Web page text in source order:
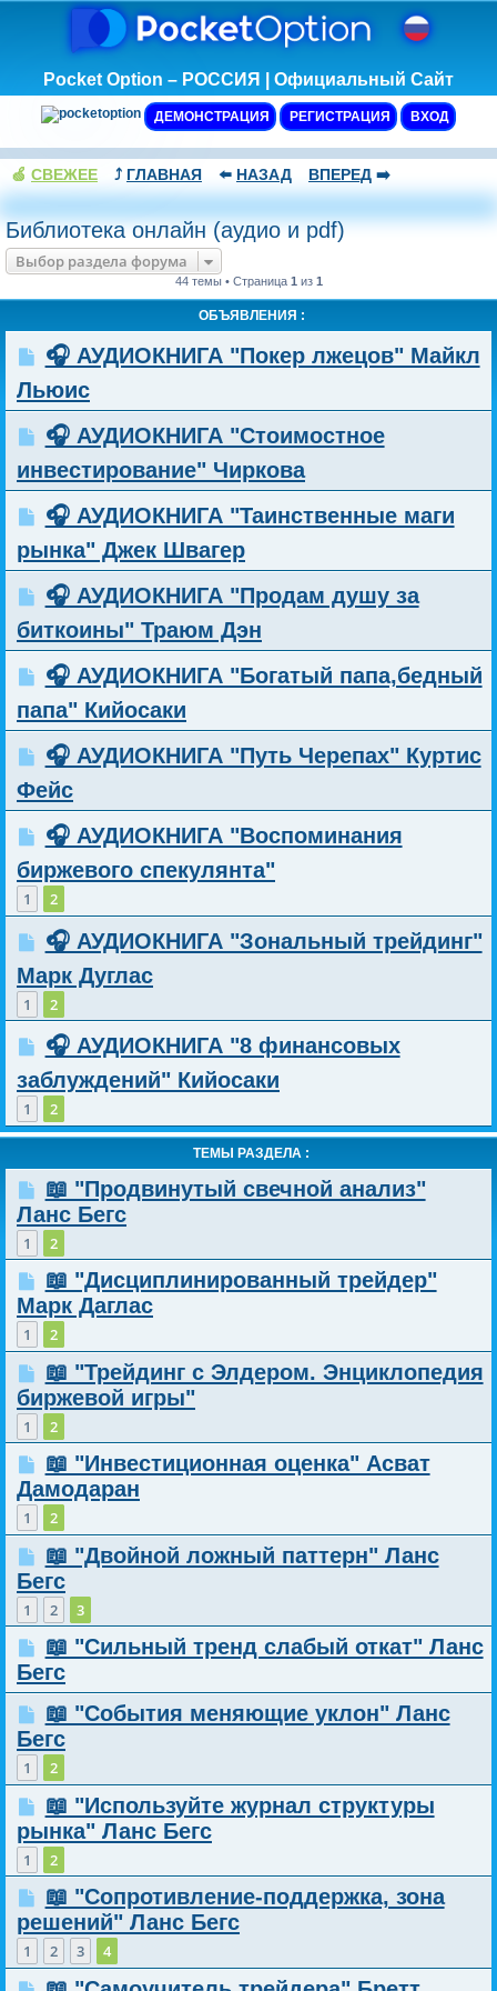
Pocket Option – РОССИЯ | Официальный Сайт
ДЕМОНСТРАЦИЯ РЕГИСТРАЦИЯ ВХОД
🍏 СВЕЖЕЕ ⤴️ ГЛАВНАЯ ⬅️ НАЗАД ВПЕРЕД ➡️
Библиотека онлайн (аудио и pdf)
Выбор раздела форума
44 темы • Страница 1 из 1
ОБЪЯВЛЕНИЯ :
🎧 АУДИОКНИГА "Покер лжецов" Майкл
Льюис
🎧 АУДИОКНИГА "Стоимостное
инвестирование" Чиркова
🎧 АУДИОКНИГА "Таинственные маги
рынка" Джек Швагер
🎧 АУДИОКНИГА "Продам душу за
биткоины" Траюм Дэн
🎧 АУДИОКНИГА "Богатый папа,бедный
папа" Кийосаки
🎧 АУДИОКНИГА "Путь Черепах" Куртис
Фейс
🎧 АУДИОКНИГА "Воспоминания
биржевого спекулянта"
1 2
🎧 АУДИОКНИГА "Зональный трейдинг"
Марк Дуглас
1 2
🎧 АУДИОКНИГА "8 финансовых
заблуждений" Кийосаки
1 2
ТЕМЫ РАЗДЕЛА :
📖 "Продвинутый свечной анализ"
Ланс Бегс
1 2
📖 "Дисциплинированный трейдер"
Марк Даглас
1 2
📖 "Трейдинг с Элдером. Энциклопедия
биржевой игры"
1 2
📖 "Инвестиционная оценка" Асват
Дамодаран
1 2
📖 "Двойной ложный паттерн" Ланс
Бегс
1 2 3
📖 "Сильный тренд слабый откат" Ланс
Бегс
📖 "События меняющие уклон" Ланс
Бегс
1 2
📖 "Используйте журнал структуры
рынка" Ланс Бегс
1 2
📖 "Сопротивление-поддержка, зона
решений" Ланс Бегс
1 2 3 4